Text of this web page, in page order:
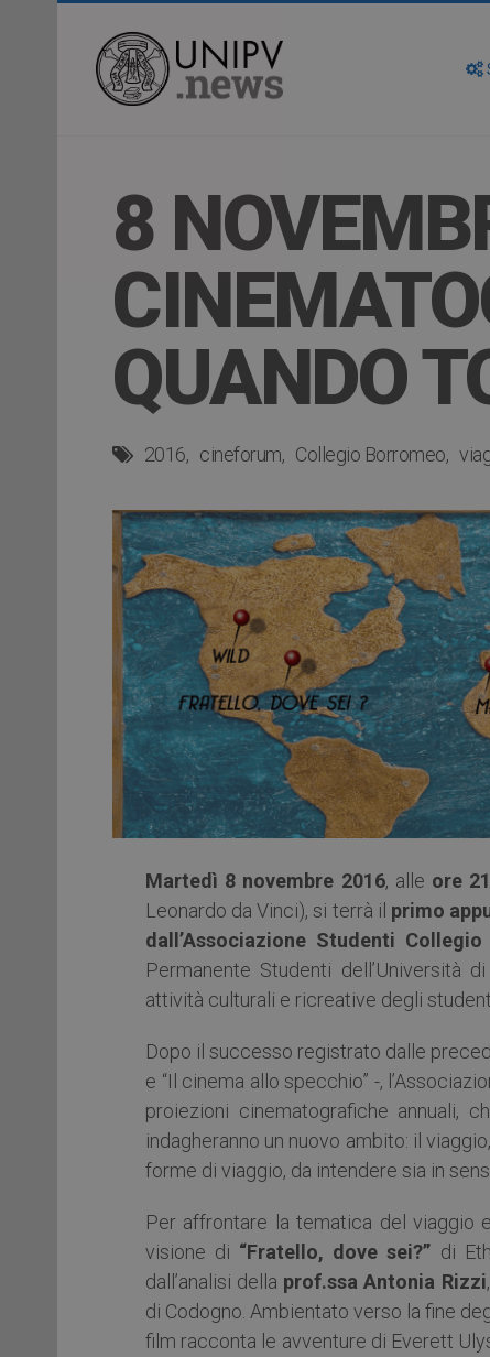
8
QUANDO
2016 cineforum Collegio Borromeo
Martedì 8 novembre 2016, alle ore
Leonardo da Vinci), si terrà il primo
dall’Associazione Studenti
Permanente Studenti dell’Università
attività culturali e ricreative degli
Dopo il successo registrato dalle
e “Il cinema allo specchio” -,
proiezioni cinematografiche annuali,
indagheranno un nuovo ambito: il
forme di viaggio, da intendere sia in
Per affrontare la tematica del viaggio
visione di “Fratello, dove sei?” di
dall’analisi della prof.ssa Antonia Rizzi
di Codogno. Ambientato verso la fine
film racconta le avventure di Everett